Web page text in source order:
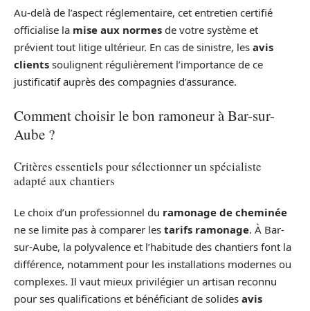
Au-delà de l’aspect réglementaire, cet entretien certifié
officialise la mise aux normes de votre système et
prévient tout litige ultérieur. En cas de sinistre, les avis
clients soulignent régulièrement l’importance de ce
justificatif auprès des compagnies d’assurance.
Comment choisir le bon ramoneur à Bar-sur-
Aube ?
Critères essentiels pour sélectionner un spécialiste
adapté aux chantiers
Le choix d’un professionnel du ramonage de cheminée
ne se limite pas à comparer les tarifs ramonage. À Bar-
sur-Aube, la polyvalence et l’habitude des chantiers font la
différence, notamment pour les installations modernes ou
complexes. Il vaut mieux privilégier un artisan reconnu
pour ses qualifications et bénéficiant de solides avis